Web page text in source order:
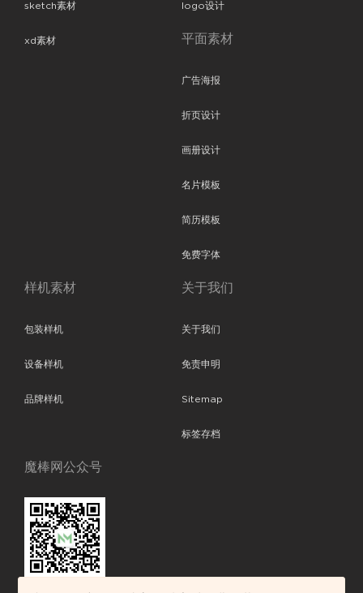
sketch素材
xd素材
logo设计
平面素材
广告海报
折页设计
画册设计
名片模板
简历模板
免费字体
样机素材
包装样机
设备样机
品牌样机
关于我们
关于我们
免责申明
Sitemap
标签存档
魔棒网公众号